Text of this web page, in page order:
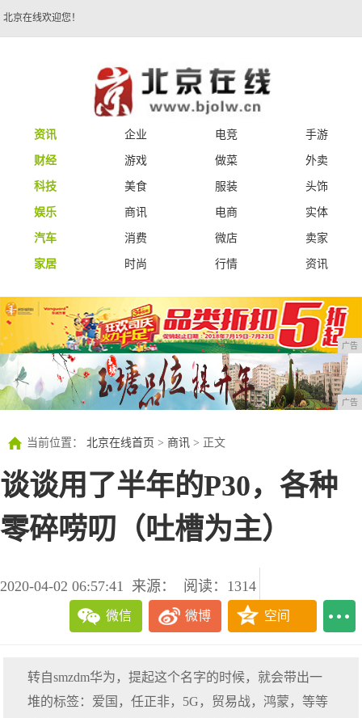
北京在线欢迎您！
资讯 企业 电竞
手游
财经
游戏 做菜
外卖
科技
美食 服装
头饰
娱乐
商讯 电商
实体
汽车
消费 微店
卖家
家居
时尚 行情 资讯
广告
广告
当前位置： 北京在线首页 > 商讯 > 正文
谈谈用了半年的P30，各种
零碎唠叨（吐槽为主）
2020-04-02 06:57:41 来源： 阅读：1314
微信 微博 空间
转自smzdm华为，提起这个名字的时候，就会带出一
堆的标签：爱国，任正非，5G，贸易战，鸿蒙，等等